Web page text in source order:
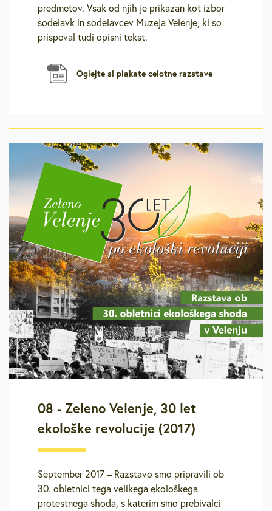
predmetov. Vsak od njih je prikazan kot izbor
sodelavk in sodelavcev Muzeja Velenje, ki so
prispeval tudi opisni tekst.
Oglejte si plakate celotne razstave
08 - Zeleno Velenje, 30 let
ekološke revolucije (2017)
September 2017 – Razstavo smo pripravili ob
30. obletnici tega velikega ekološkega
protestnega shoda, s katerim smo prebivalci